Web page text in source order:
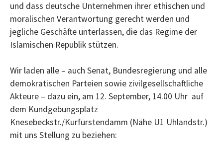
und dass deutsche Unternehmen ihrer ethischen und
moralischen Verantwortung gerecht werden und
jegliche Geschäfte unterlassen, die das Regime der
Islamischen Republik stützen.
Wir laden alle – auch Senat, Bundesregierung und alle
demokratischen Parteien sowie zivilgesellschaftliche
Akteure – dazu ein, am 12. September, 14.00 Uhr auf
dem Kundgebungsplatz
Knesebeckstr./Kurfürstendamm (Nähe U1 Uhlandstr.)
mit uns Stellung zu beziehen: